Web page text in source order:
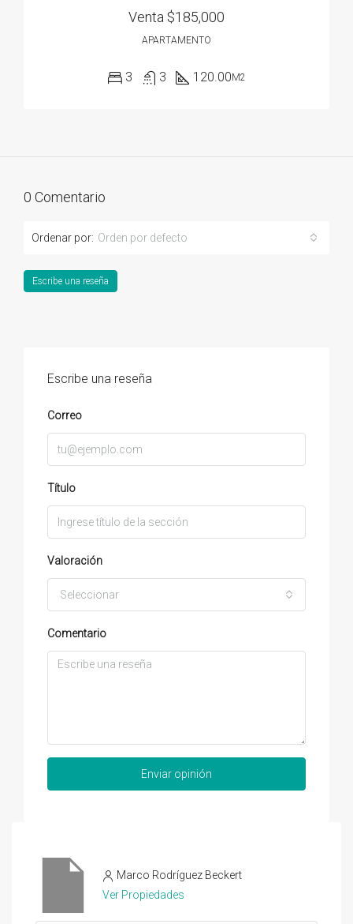
Venta $185,000
APARTAMENTO
3 3 120.00M2
0 Comentario
Ordenar por: Orden por defecto
Escribe una reseña
Escribe una reseña
Correo
Título
Valoración
Seleccionar
Comentario
Enviar opinión
Marco Rodríguez Beckert
Ver Propiedades